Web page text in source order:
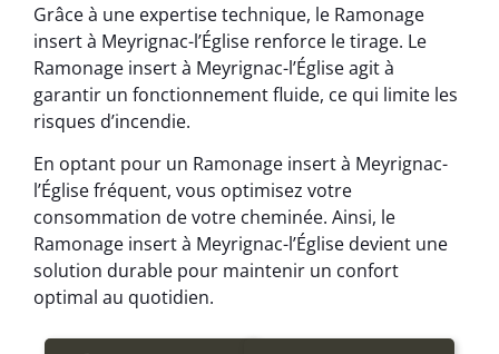
Grâce à une expertise technique, le Ramonage
insert à Meyrignac-l’Église renforce le tirage. Le
Ramonage insert à Meyrignac-l’Église agit à
garantir un fonctionnement fluide, ce qui limite les
risques d’incendie.
En optant pour un Ramonage insert à Meyrignac-
l’Église fréquent, vous optimisez votre
consommation de votre cheminée. Ainsi, le
Ramonage insert à Meyrignac-l’Église devient une
solution durable pour maintenir un confort
optimal au quotidien.